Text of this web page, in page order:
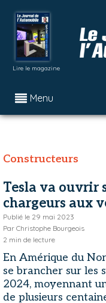
Lire le magazine
Menu
Constructeurs
Tesla va ouvrir
chargeurs aux
Publié le 29 mai 2023
Par Christophe Bourgeois
2 min de lecture
En Amérique du
se brancher sur les
2024, moyennant
de plusieurs